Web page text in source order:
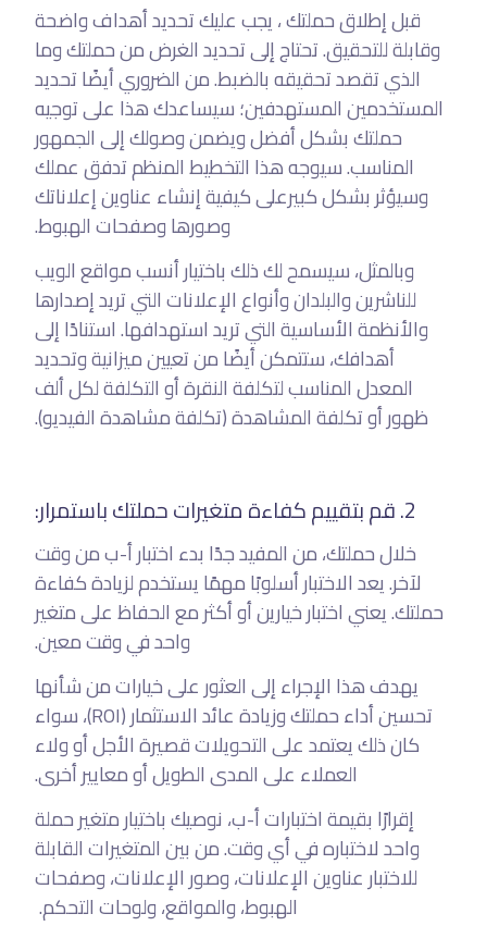
قبل إطلاق حملتك ، يجب عليك تحديد أهداف واضحة
وقابلة للتحقيق. تحتاج إلى تحديد الغرض من حملتك وما
الذي تقصد تحقيقه بالضبط. من الضروري أيضًا تحديد
المستخدمين المستهدفين؛ سيساعدك هذا على توجيه
حملتك بشكل أفضل ويضمن وصولك إلى الجمهور
المناسب. سيوجه هذا التخطيط المنظم تدفق عملك
وسيؤثر بشكل كبيرعلى كيفية إنشاء عناوين إعلاناتك
وصورها وصفحات الهبوط.
وبالمثل، سيسمح لك ذلك باختيار أنسب مواقع الويب
للناشرين والبلدان وأنواع الإعلانات التي تريد إصدارها
والأنظمة الأساسية التي تريد استهدافها. استنادًا إلى
أهدافك، ستتمكن أيضًا من تعيين ميزانية وتحديد
المعدل المناسب لتكلفة النقرة أو التكلفة لكل ألف
ظهور أو تكلفة المشاهدة (تكلفة مشاهدة الفيديو).
2. قم بتقييم كفاءة متغيرات حملتك باستمرار:
خلال حملتك، من المفيد جدًا بدء اختبار أ-ب من وقت
لآخر. يعد الاختبار أسلوبًا مهمًا يستخدم لزيادة كفاءة
حملتك. يعني اختبار خيارين أو أكثر مع الحفاظ على متغير
واحد في وقت معين.
يهدف هذا الإجراء إلى العثور على خيارات من شأنها
تحسين أداء حملتك وزيادة عائد الاستثمار (ROI)، سواء
كان ذلك يعتمد على التحويلات قصيرة الأجل أو ولاء
العملاء على المدى الطويل أو معايير أخرى.
إقرارًا بقيمة اختبارات أ-ب، نوصيك باختيار متغير حملة
واحد لاختباره في أي وقت. من بين المتغيرات القابلة
للاختبار عناوين الإعلانات، وصور الإعلانات، وصفحات
الهبوط، والمواقع، ولوحات التحكم.